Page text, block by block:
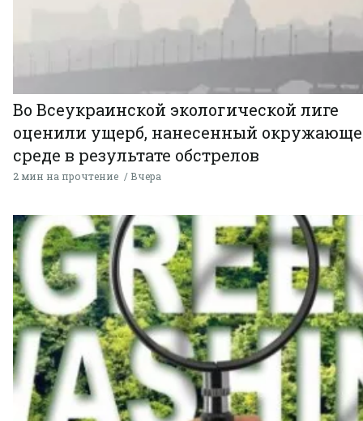
Во Всеукраинской экологической лиге
оценили ущерб, нанесенный
среде в результате обстрелов
2 мин на прочтение Вчера